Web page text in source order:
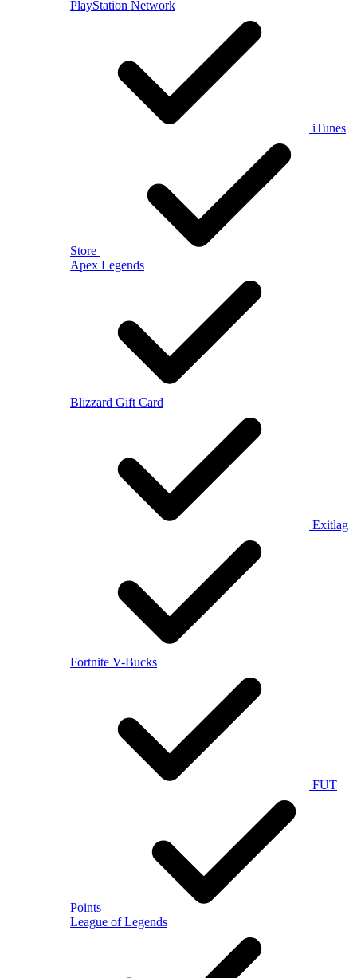
PlayStation Network
iTunes
Store
Apex Legends
Blizzard Gift Card
Exitlag
Fortnite V-Bucks
FUT
Points
League of Legends